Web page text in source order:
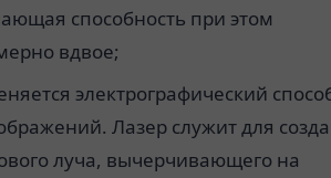
способность при этом
вдвое;
электрографический
Лазер служит для
луча, вычерчивающего на